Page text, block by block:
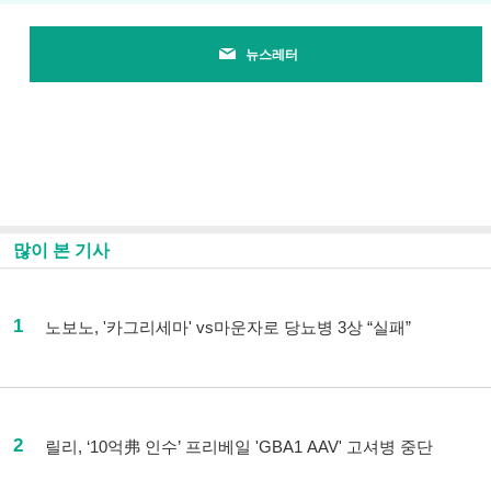
뉴스레터
많이 본 기사
1 노보노, '카그리세마' vs마운자로 당뇨병 3상 “실패”
2 릴리, ‘10억弗 인수’ 프리베일 'GBA1 AAV' 고셔병 중단